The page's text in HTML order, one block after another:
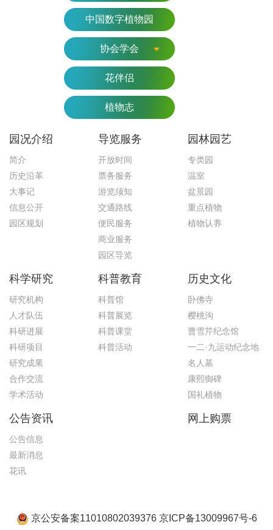
中国数字植物园
协会学会
花伴侣
植物志
园况介绍
简介
历史沿革
大事记
信息公开
园区规划
导览服务
开放时间
票务服务
游览须知
交通路线
便民服务
商业服务
园区导览
园林园艺
专类园
温室
盆景园
重点植物
植物认养
科学研究
研究机构
人才队伍
科研进展
科研项目
研究成果
合作交流
学术活动
科普教育
科普馆
科普展览
科普课堂
科普活动
历史文化
卧佛寺
樱桃沟
曹雪芹纪念馆
一二·九运动纪念地
名人墓
康熙御碑
国礼植物
公告资讯
公告信息
最新消息
花讯
网上购票
京公安备案11010802039376 京ICP备13009967号-6